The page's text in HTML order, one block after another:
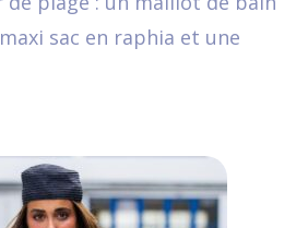
sac en raphia et une